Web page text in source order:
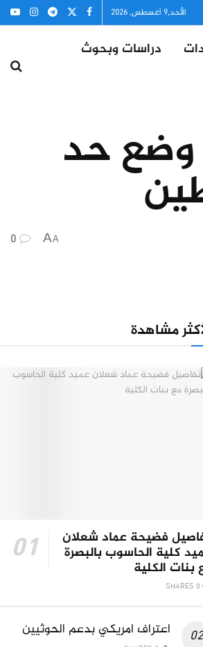
الأحد,9 أغسطس, 2026
دراسات وبحوث
وضع حد
A
A
مشاهدة
فضيحة عماد شعلان
كلية الحاسوب بالبصرة
بنات الكلية
اعتراف امريكي بدعم الحوثيين